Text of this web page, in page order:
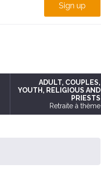
Sign up
ADULT, COUPLES,
YOUTH , RELIGIOUS AND
PRIESTS
Retraite à thème